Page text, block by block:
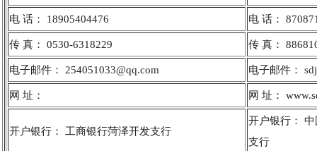
电 话： 18905404476 电 话：
传 真： 0530-6318229 传 真：
电子邮件： 254051033@qq.com 电子邮件：
网 址： 网 址：
开户银行： 工商银行菏泽开发支行
开户银行：
支行